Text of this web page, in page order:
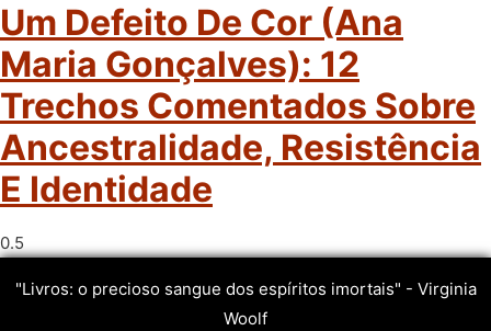
Um Defeito De Cor (Ana
Maria Gonçalves): 12
Trechos Comentados Sobre
Ancestralidade, Resistência
E Identidade
"Livros: o precioso sangue dos espíritos imortais" - Virginia
Woolf